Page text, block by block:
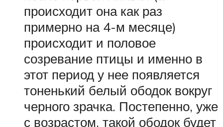
происходит она как раз
примерно на 4-м месяце)
происходит и половое
созревание птицы и именно в
этот период у нее появляется
тоненький белый ободок вокруг
черного зрачка. Постепенно, уже
с возрастом, такой ободок будет